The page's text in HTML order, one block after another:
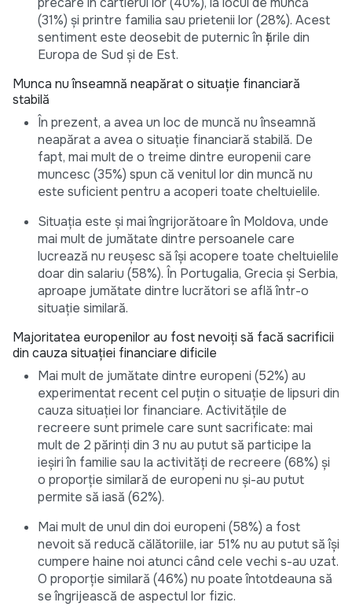
(31%) și printre familia sau prietenii lor (28%). Acest
sentiment este deosebit de puternic în țările din
Europa de Sud și de Est.
Munca nu înseamnă neapărat o situație financiară
stabilă
În prezent, a avea un loc de muncă nu înseamnă
neapărat a avea o situație financiară stabilă. De
fapt, mai mult de o treime dintre europenii care
muncesc (35%) spun că venitul lor din muncă nu
este suficient pentru a acoperi toate cheltuielile.
Situația este și mai îngrijorătoare în Moldova, unde
mai mult de jumătate dintre persoanele care
lucrează nu reușesc să își acopere toate cheltuielile
doar din salariu (58%). În Portugalia, Grecia și Serbia,
aproape jumătate dintre lucrători se află într-o
situație similară.
Majoritatea europenilor au fost nevoiți să facă sacrificii
din cauza situației financiare dificile
Mai mult de jumătate dintre europeni (52%) au
experimentat recent cel puțin o situație de lipsuri din
cauza situației lor financiare. Activitățile de
recreere sunt primele care sunt sacrificate: mai
mult de 2 părinți din 3 nu au putut să participe la
ieșiri în familie sau la activități de recreere (68%) și
o proporție similară de europeni nu și-au putut
permite să iasă (62%).
Mai mult de unul din doi europeni (58%) a fost
nevoit să reducă călătoriile, iar 51% nu au putut să își
cumpere haine noi atunci când cele vechi s-au uzat.
O proporție similară (46%) nu poate întotdeauna să
se îngrijească de aspectul lor fizic.